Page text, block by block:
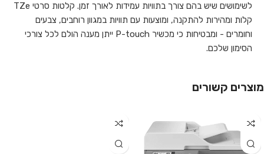
לשימושים שיש בהם צורך בתוויות עמידות לאורך זמן. קלטות סרטי TZe
קלות ומהירות להתקנה, ומוצעות עם תוויות במגוון רוחבים, צבעים
וחומרים - ומבטיחות כי מכשיר P-touch ייתן מענה הולם לכל צורכי
הסימון שלכם.
מוצרים קשורים